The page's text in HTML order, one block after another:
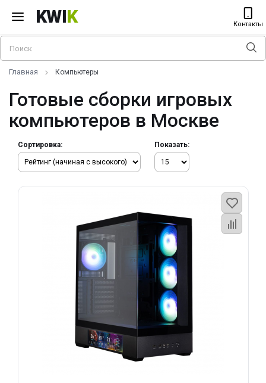
KWIK Контакты
Главная Компьютеры
Готовые сборки игровых
компьютеров в Москве
Сортировка: Показать: